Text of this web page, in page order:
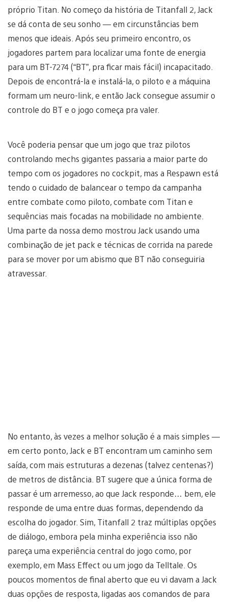
próprio Titan. No começo da história de Titanfall 2, Jack
se dá conta de seu sonho — em circunstâncias bem
menos que ideais. Após seu primeiro encontro, os
jogadores partem para localizar uma fonte de energia
para um BT-7274 (“BT”, pra ficar mais fácil) incapacitado.
Depois de encontrá-la e instalá-la, o piloto e a máquina
formam um neuro-link, e então Jack consegue assumir o
controle do BT e o jogo começa pra valer.
Você poderia pensar que um jogo que traz pilotos
controlando mechs gigantes passaria a maior parte do
tempo com os jogadores no cockpit, mas a Respawn está
tendo o cuidado de balancear o tempo da campanha
entre combate como piloto, combate com Titan e
sequências mais focadas na mobilidade no ambiente.
Uma parte da nossa demo mostrou Jack usando uma
combinação de jet pack e técnicas de corrida na parede
para se mover por um abismo que BT não conseguiria
atravessar.
No entanto, às vezes a melhor solução é a mais simples —
em certo ponto, Jack e BT encontram um caminho sem
saída, com mais estruturas a dezenas (talvez centenas?)
de metros de distância. BT sugere que a única forma de
passar é um arremesso, ao que Jack responde… bem, ele
responde de uma entre duas formas, dependendo da
escolha do jogador. Sim, Titanfall 2 traz múltiplas opções
de diálogo, embora pela minha experiência isso não
pareça uma experiência central do jogo como, por
exemplo, em Mass Effect ou um jogo da Telltale. Os
poucos momentos de final aberto que eu vi davam a Jack
duas opções de resposta, ligadas aos comandos de para